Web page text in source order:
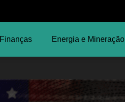
Energia e Mineração